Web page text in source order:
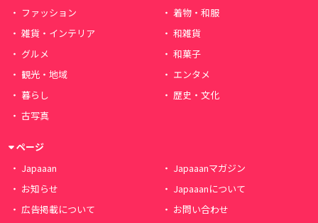
ファッション
着物・和服
雑貨・インテリア
和雑貨
グルメ
和菓子
観光・地域
エンタメ
暮らし
歴史・文化
古写真
ページ
Japaaan
Japaaanマガジン
お知らせ
Japaaanについて
広告掲載について
お問い合わせ